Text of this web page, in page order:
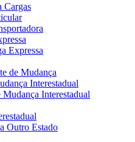
Cargas
Expressa
de Mudança
Interestadual
Interestadual
Outro Estado